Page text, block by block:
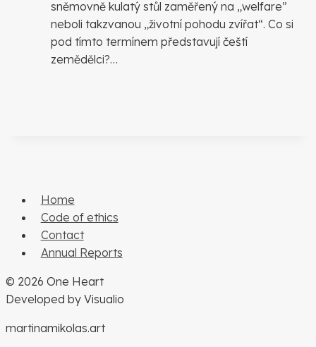
sněmovně kulatý stůl zaměřený na „welfare”
neboli takzvanou „životní pohodu zvířat“. Co si
pod tímto termínem představují čeští
zemědělci?…
Home
Code of ethics
Contact
Annual Reports
© 2026 One Heart
Developed by Visualio
martinamikolas.art